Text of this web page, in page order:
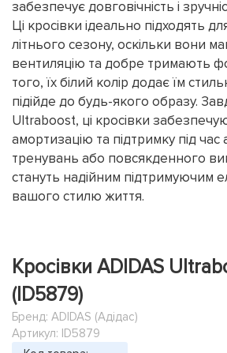
забезпечує довговічність і
Ці кросівки ідеально підходять
літнього сезону, оскільки вони
вентиляцію та добре тримають
того, їх білий колір додає їм
підійде до будь-якого образу.
Ultraboost, ці кросівки
амортизацію та підтримку під час
тренувань або повсякденного
стануть надійним підтримуючим
вашого стилю життя.
Кросівки ADIDAS
(ID5879)
Бренд: ADIDAS (Адідас)
Артикул: ID5879